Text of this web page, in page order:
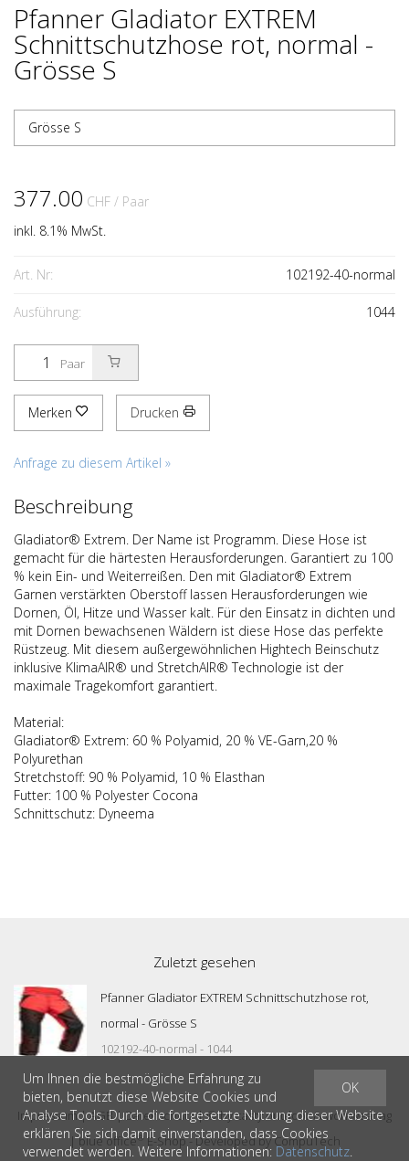
Pfanner Gladiator EXTREM
Schnittschutzhose rot, normal -
Grösse S
Grösse S
377.00 CHF / Paar
inkl. 8.1% MwSt.
Art. Nr: 102192-40-normal
Ausführung: 1044
Paar
Merken Drucken
Anfrage zu diesem Artikel »
Beschreibung
Gladiator® Extrem. Der Name ist Programm. Diese Hose ist
gemacht für die härtesten Herausforderungen. Garantiert zu 100
% kein Ein- und Weiterreißen. Den mit Gladiator® Extrem
Garnen verstärkten Oberstoff lassen Herausforderungen wie
Dornen, Öl, Hitze und Wasser kalt. Für den Einsatz in dichten und
mit Dornen bewachsenen Wäldern ist diese Hose das perfekte
Rüstzeug. Mit diesem außergewöhnlichen Hightech Beinschutz
inklusive KlimaAIR® und StretchAIR® Technologie ist der
maximale Tragekomfort garantiert.
Material:
Gladiator® Extrem: 60 % Polyamid, 20 % VE-Garn,20 %
Polyurethan
Stretchstoff: 90 % Polyamid, 10 % Elasthan
Futter: 100 % Polyester Cocona
Schnittschutz: Dyneema
Zuletzt gesehen
Pfanner Gladiator EXTREM Schnittschutzhose rot,
normal - Grösse S
102192-40-normal - 1044
Impressum|AGB|Datenschutz| © bycasty outdoor & workwear ag
|blue office® E-Shop - Developed byCompuTech
OK
Um Ihnen die bestmögliche Erfahrung zu
bieten, benutzt diese Website Cookies und
Analyse Tools. Durch die fortgesetzte Nutzung dieser Website
erklären Sie sich damit einverstanden, dass Cookies
verwendet werden. Weitere Informationen: Datenschutz.